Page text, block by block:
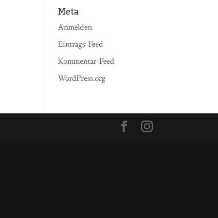
Meta
Anmelden
Eintrags-Feed
Kommentar-Feed
WordPress.org